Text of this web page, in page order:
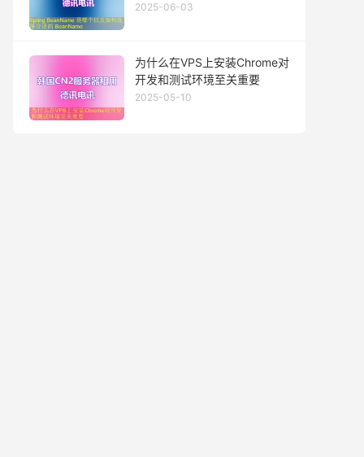
2025-06-03
为什么在VPS上安装Chrome对
开发和测试环境至关重要
2025-05-10